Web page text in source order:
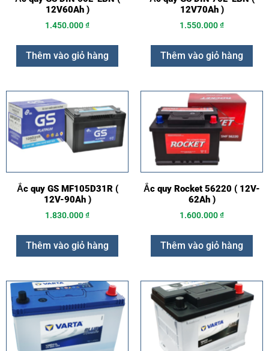
12V60Ah )
1.450.000₫
Thêm vào giỏ hàng
12V70Ah )
1.550.000₫
Thêm vào giỏ hàng
Ắc quy GS MF105D31R (
12V-90Ah )
1.830.000₫
Thêm vào giỏ hàng
Ắc quy Rocket 56220 ( 12V-
62Ah )
1.600.000₫
Thêm vào giỏ hàng